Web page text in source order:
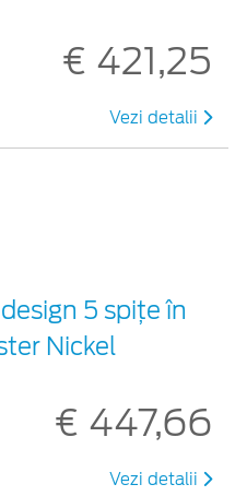
€ 421,25
Vezi detalii
5 spiţe în
Nickel
€ 447,66
Vezi detalii